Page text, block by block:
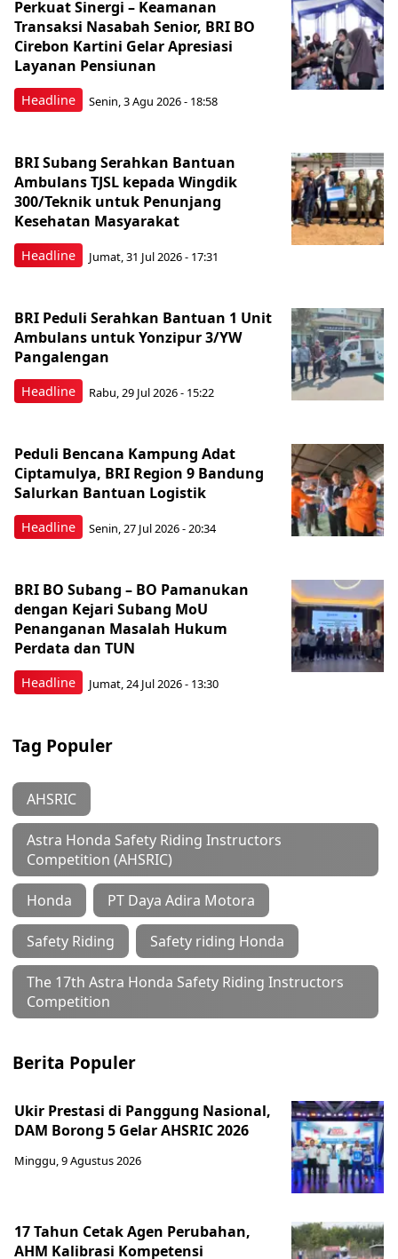
Headline
Perkuat Sinergi – Keamanan
Transaksi Nasabah Senior, BRI BO
Cirebon Kartini Gelar Apresiasi
Layanan Pensiunan
Senin, 3 Agu 2026 - 18:58
Headline
BRI Subang Serahkan Bantuan
Ambulans TJSL kepada Wingdik
300/Teknik untuk Penunjang
Kesehatan Masyarakat ​
Jumat, 31 Jul 2026 - 17:31
Headline
BRI Peduli Serahkan Bantuan 1 Unit
Ambulans untuk Yonzipur 3/YW
Pangalengan
Rabu, 29 Jul 2026 - 15:22
Headline
Peduli Bencana Kampung Adat
Ciptamulya, BRI Region 9 Bandung
Salurkan Bantuan Logistik
Senin, 27 Jul 2026 - 20:34
Headline
BRI BO Subang – BO Pamanukan
dengan Kejari Subang MoU
Penanganan Masalah Hukum
Perdata dan TUN
Jumat, 24 Jul 2026 - 13:30
Tag Populer
AHSRIC
Astra Honda Safety Riding Instructors
Competition (AHSRIC)
Honda PT Daya Adira Motora
Safety Riding Safety riding Honda
The 17th Astra Honda Safety Riding Instructors
Competition
Berita Populer
Ukir Prestasi di Panggung Nasional,
DAM Borong 5 Gelar AHSRIC 2026
Minggu, 9 Agustus 2026
17 Tahun Cetak Agen Perubahan,
AHM Kalibrasi Kompetensi